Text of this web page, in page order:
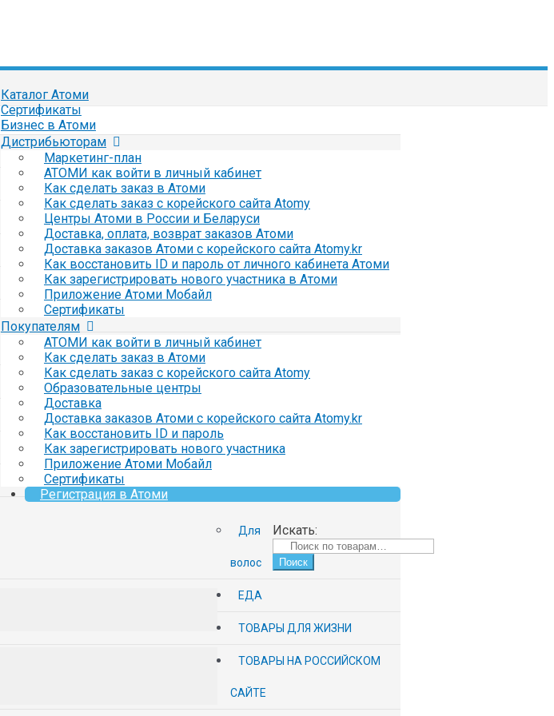
Каталог Атоми
Сертификаты
Бизнес в Атоми
Дистрибьюторам
Маркетинг-план
АТОМИ как войти в личный кабинет
Как сделать заказ в Атоми
Как сделать заказ с корейского сайта Atomy
Центры Атоми в России и Беларуси
Доставка, оплата, возврат заказов Атоми
Доставка заказов Атоми с корейского сайта Atomy.kr
Как восстановить ID и пароль от личного кабинета Атоми
Как зарегистрировать нового участника в Атоми
Приложение Атоми Мобайл
Сертификаты
Покупателям
АТОМИ как войти в личный кабинет
Как сделать заказ в Атоми
Как сделать заказ с корейского сайта Atomy
Образовательные центры
Доставка
Доставка заказов Атоми с корейского сайта Atomy.kr
Как восстановить ID и пароль
Как зарегистрировать нового участника
Приложение Атоми Мобайл
Сертификаты
Регистрация в Атоми
Искать:
Поиск
Для
волос
ЕДА
ТОВАРЫ ДЛЯ ЖИЗНИ
ТОВАРЫ НА РОССИЙСКОМ
САЙТЕ